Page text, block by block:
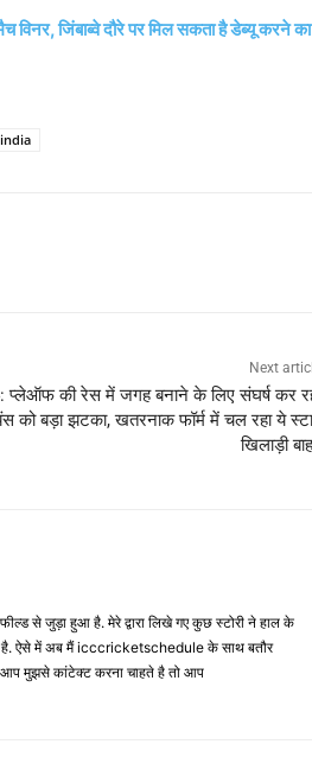
विनर, जिंबाब्वे दौरे पर मिल सकता है डेब्यू करने का
Next
प्लेऑफ की रेस में जगह बनाने के लिए संघर्ष कर
को बड़ा झटका, खतरनाक फॉर्म में चल रहा ये
खिलाड़ी
से जुड़ा हुआ है. मेरे द्वारा लिखे गए कुछ स्टोरी ने हाल के
है. ऐसे में अब मैं icccricketschedule के साथ बतौर
मुझसे कांटेक्ट करना चाहते है तो आप